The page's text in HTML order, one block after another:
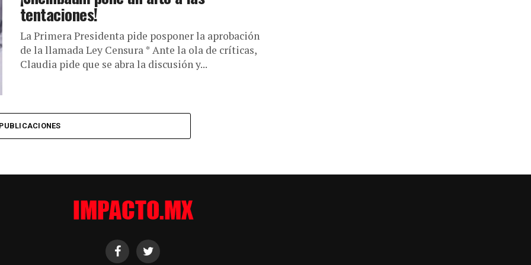
tentaciones!
La Primera Presidenta pide posponer la aprobación
de la llamada Ley Censura * Ante la ola de críticas,
Claudia pide que se abra la discusión y...